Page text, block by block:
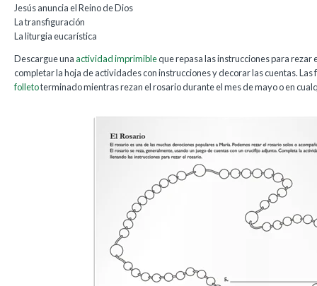
Jesús anuncia el Reino de Dios
La transfiguración
La liturgia eucarística
Descargue unaactividad imprimibleque repasa las instrucciones para rezar
completar la hoja de actividades con instrucciones y decorar las cuentas.
folletoterminado mientras rezan el rosario durante el mes de mayo o en